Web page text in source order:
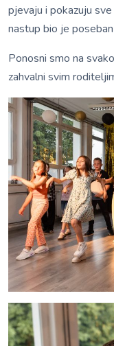
pjevaju i pokazuju
nastup bio je
Ponosni smo na
zahvalni svim